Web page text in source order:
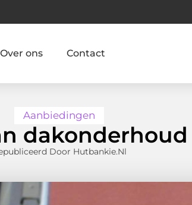
Over ons Contact
Aanbiedingen
Door Hutbankie.nl